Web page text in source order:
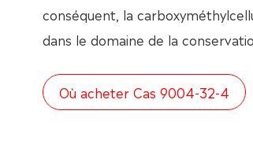
conséquent, la
dans le domaine de la
Où acheter Cas 9004-32-4